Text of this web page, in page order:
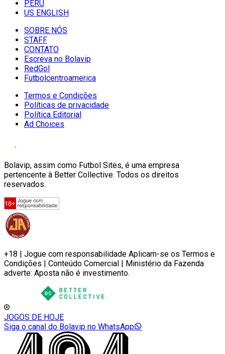
PERU
US ENGLISH
SOBRE NÓS
STAFF
CONTATO
Escreva no Bolavip
RedGol
Futbolcentroamerica
Termos e Condições
Políticas de privacidade
Política Editorial
Ad Choices
Bolavip, assim como Futbol Sites, é uma empresa
pertencente à Better Collective. Todos os direitos
reservados.
+18 | Jogue com responsabilidade Aplicam-se os Termos e
Condições | Conteúdo Comercial | Ministério da Fazenda
adverte: Aposta não é investimento.
JOGOS DE HOJE
Siga o canal do Bolavip no WhatsApp